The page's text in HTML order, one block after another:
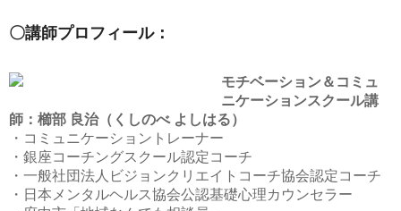
〇講師プロフィール：
モチベーション＆コミュ
ニケーションスクール講
師：櫛部 良治（くしのべ よしはる）
・コミュニケーショントレーナー
・銀座コーチングスクール認定コーチ
・一般社団法人ビジョンクリエイトコーチ協会認定コーチ
・日本メンタルヘルス協会公認基礎心理カウンセラー